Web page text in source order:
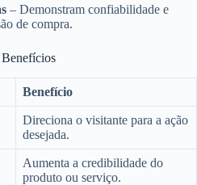
– Demonstram confiabilidade e
de compra.
Benefícios
Benefício
Direciona o visitante para a ação
desejada.
Aumenta a credibilidade do
produto ou serviço.